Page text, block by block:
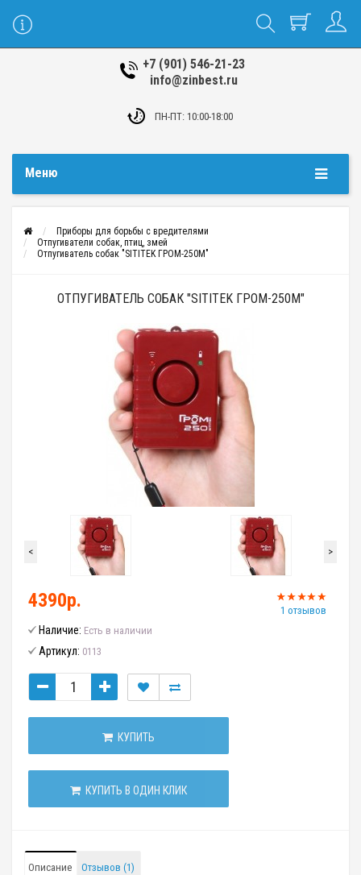
+7 (901) 546-21-23
info@zinbest.ru
ПН-ПТ: 10:00-18:00
Меню
Приборы для борьбы с вредителями
Отпугиватели собак, птиц, змей
Отпугиватель собак "SITITEK ГРОМ-250М"
ОТПУГИВАТЕЛЬ СОБАК "SITITEK ГРОМ-250М"
< >
1 отзывов
4390р.
Наличие: Есть в наличии
Артикул: 0113
КУПИТЬ
КУПИТЬ В ОДИН КЛИК
Описание Отзывов (1)